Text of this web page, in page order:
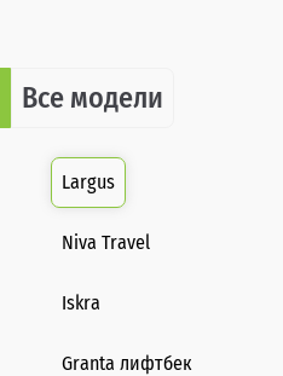
Все модели
Largus
Niva Travel
Iskra
Granta лифтбек